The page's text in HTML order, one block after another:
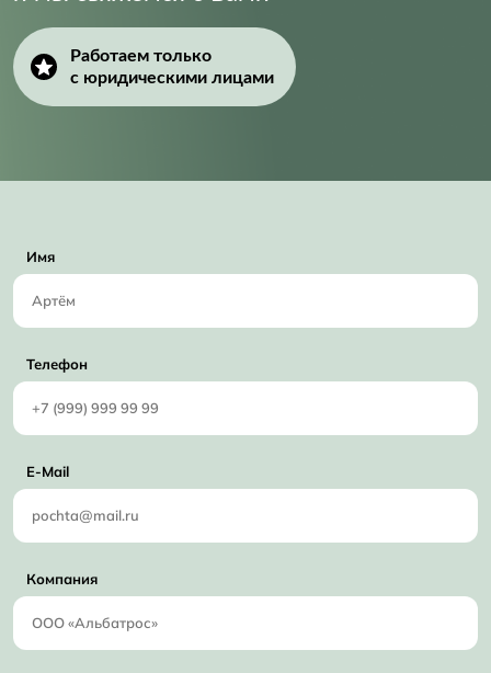
Работаем только
с юридическими лицами
Имя
Телефон
E-Mail
Компания